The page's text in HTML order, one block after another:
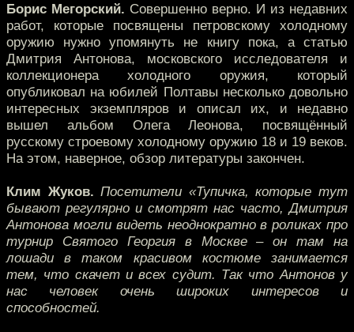
Борис Мегорский. Совершенно верно. И из недавних
работ, которые посвящены петровскому холодному
оружию нужно упомянуть не книгу пока, а статью
Дмитрия Антонова, московского исследователя и
коллекционера холодного оружия, который
опубликовал на юбилей Полтавы несколько довольно
интересных экземпляров и описал их, и недавно
вышел альбом Олега Леонова, посвящённый
русскому строевому холодному оружию 18 и 19 веков.
На этом, наверное, обзор литературы закончен.
Клим Жуков. Посетители «Тупичка, которые тут
бывают регулярно и смотрят нас часто, Дмитрия
Антонова могли видеть неоднократно в роликах про
турнир Святого Георгия в Москве – он там на
лошади в таком красивом костюме занимается
тем, что скачет и всех судит. Так что Антонов у
нас человек очень широких интересов и
способностей.